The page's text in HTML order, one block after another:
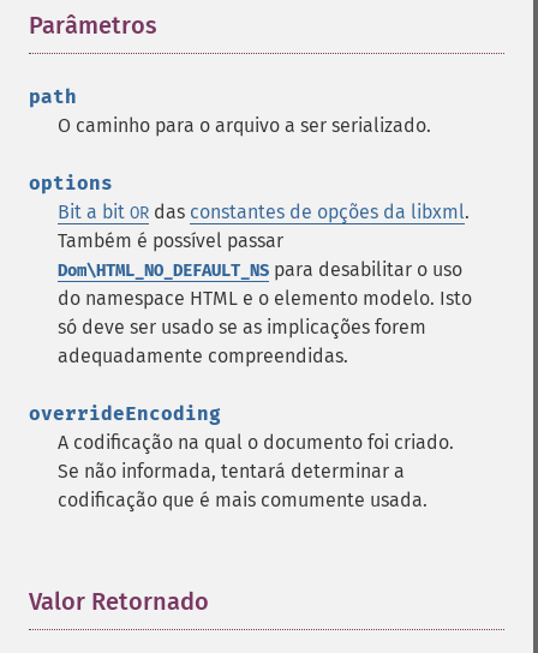
Parâmetros
path
O caminho para o arquivo a ser serializado.
options
Bit a bit OR das constantes de opções da libxml.
Também é possível passar
Dom\HTML_NO_DEFAULT_NS para desabilitar o uso
do namespace HTML e o elemento modelo. Isto
só deve ser usado se as implicações forem
adequadamente compreendidas.
overrideEncoding
A codificação na qual o documento foi criado.
Se não informada, tentará determinar a
codificação que é mais comumente usada.
Valor Retornado